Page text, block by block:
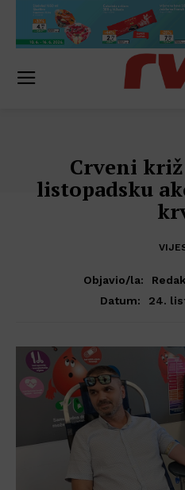
Crveni
listopadsku
Objavio/la:
Datum:
24.